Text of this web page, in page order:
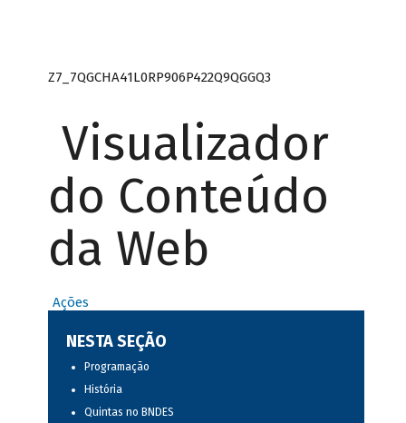
Z7_7QGCHA41L0RP906P422Q9QGGQ3
Visualizador
do Conteúdo
da Web
Ações
NESTA SEÇÃO
Programação
História
Quintas no BNDES